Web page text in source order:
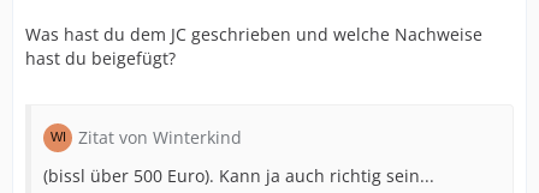
Was hast du dem JC geschrieben und welche Nachweise
hast du beigefügt?
Zitat von Winterkind
(bissl über 500 Euro). Kann ja auch richtig sein...